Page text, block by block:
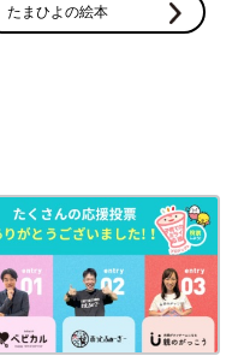
たまひよの絵本